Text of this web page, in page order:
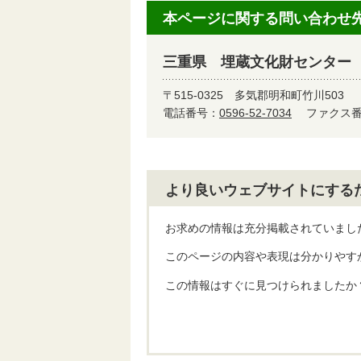
本ページに関する問い合わせ
三重県 埋蔵文化財センター
〒515-0325 多気郡明和町竹川503
電話番号： 0596-52-7034 ファクス
より良いウェブサイトにす
お求めの情報は充分掲載されていまし
このページの内容や表現は分かりやす
この情報はすぐに見つけられましたか